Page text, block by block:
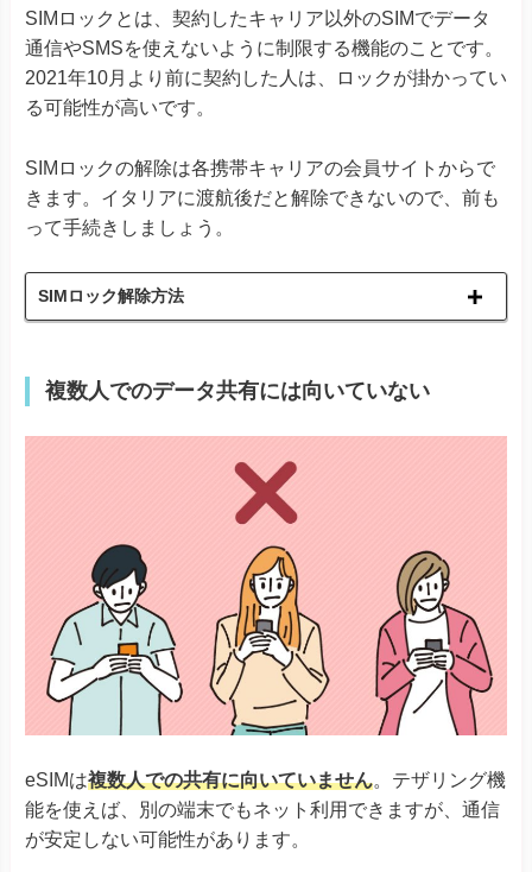
G52J 5Gシリーズ
G53J 5G
G53S 5G
Huawei P40
Huawei Mate 40 Pro
OPPO
Find X3 Pro
Reno7 A
Reno10 Pro 5G
TORQUE® G06
かんたんスマホ３
キッズタイ
Android One S10
Android One S9
DIGNO® SX3
DIGNO® WX
DIGNO® BX2
DuraForce EX
DuraForce EX KC-S703
DuraForce EX KY-51D
Libero Flip
Libero 5G IV
Libero 5G II
あんしんファミリースマホ
SIMロックとは、契約したキャリア以外のSIMでデータ
通信やSMSを使えないように制限する機能のことです。
2021年10月より前に契約した人は、ロックが掛かってい
る可能性が高いです。
SIMロックの解除は各携帯キャリアの会員サイトからで
きます。イタリアに渡航後だと解除できないので、前も
って手続きしましょう。
SIMロック解除方法
複数人でのデータ共有には向いていない
eSIMは複数人での共有に向いていません。テザリング機
能を使えば、別の端末でもネット利用できますが、通信
が安定しない可能性があります。